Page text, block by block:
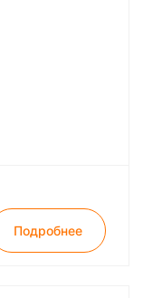
Подробнее